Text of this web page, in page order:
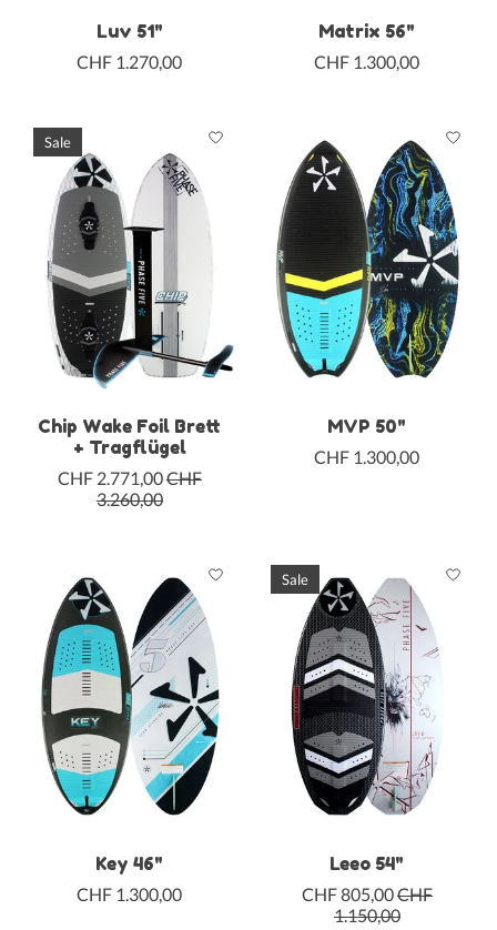
Luv 51"
CHF 1.270,00
Matrix 56"
CHF 1.300,00
Sale
Chip Wake Foil Brett
+ Tragflügel
CHF 2.771,00CHF
3.260,00
MVP 50"
CHF 1.300,00
Key 46"
CHF 1.300,00
Sale
Leeo 54"
CHF 805,00CHF
1.150,00